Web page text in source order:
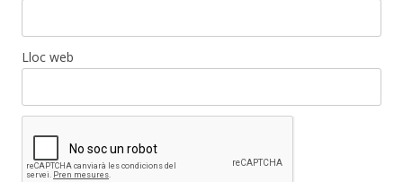
Lloc web